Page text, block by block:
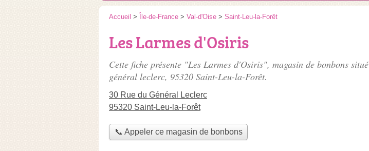
Accueil > Île-de-France > Val-d'Oise > Saint-Leu-la-Forêt
Les Larmes d'Osiris
Cette fiche présente "Les Larmes d'Osiris", magasin de bonbons situé
général leclerc, 95320 Saint-Leu-la-Forêt.
30 Rue du Général Leclerc
95320 Saint-Leu-la-Forêt
📞 Appeler ce magasin de bonbons